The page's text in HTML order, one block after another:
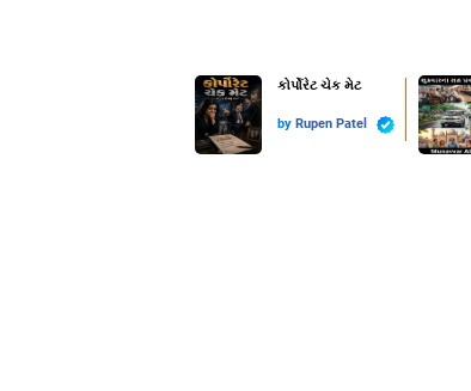
કોર્પોરેટ ચેક મેટ
by Rupen Patel